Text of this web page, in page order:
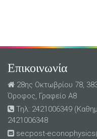
Επικοινωνία
28ης Οκτωβρίου 78,
Όροφος, Γραφείο Α8
Τηλ: 2421006349
2421006348
secpost-